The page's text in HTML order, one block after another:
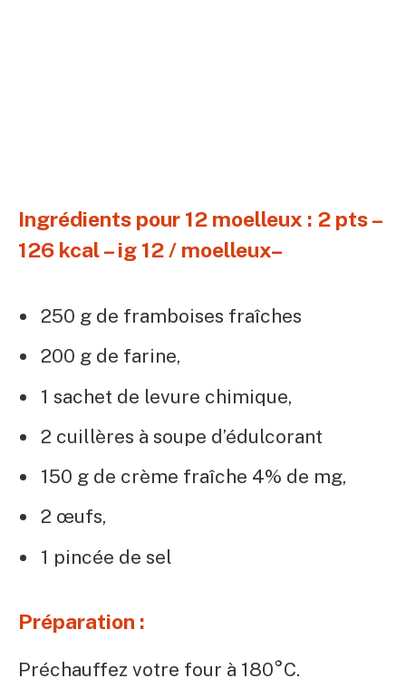
Ingrédients pour 12 moelleux : 2 pts –
126 kcal – ig 12 / moelleux–
250 g de framboises fraîches
200 g de farine,
1 sachet de levure chimique,
2 cuillères à soupe d’édulcorant
150 g de crème fraîche 4% de mg,
2 œufs,
1 pincée de sel
Préparation :
Préchauffez votre four à 180°C.